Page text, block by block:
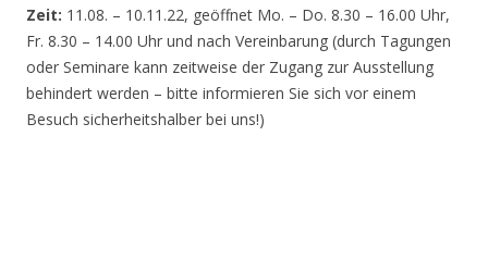
Zeit: 11.08. – 10.11.22, geöffnet Mo. – Do. 8.30 – 16.00 Uhr,
Fr. 8.30 – 14.00 Uhr und nach Vereinbarung (durch Tagungen
oder Seminare kann zeitweise der Zugang zur Ausstellung
behindert werden – bitte informieren Sie sich vor einem
Besuch sicherheitshalber bei uns!)